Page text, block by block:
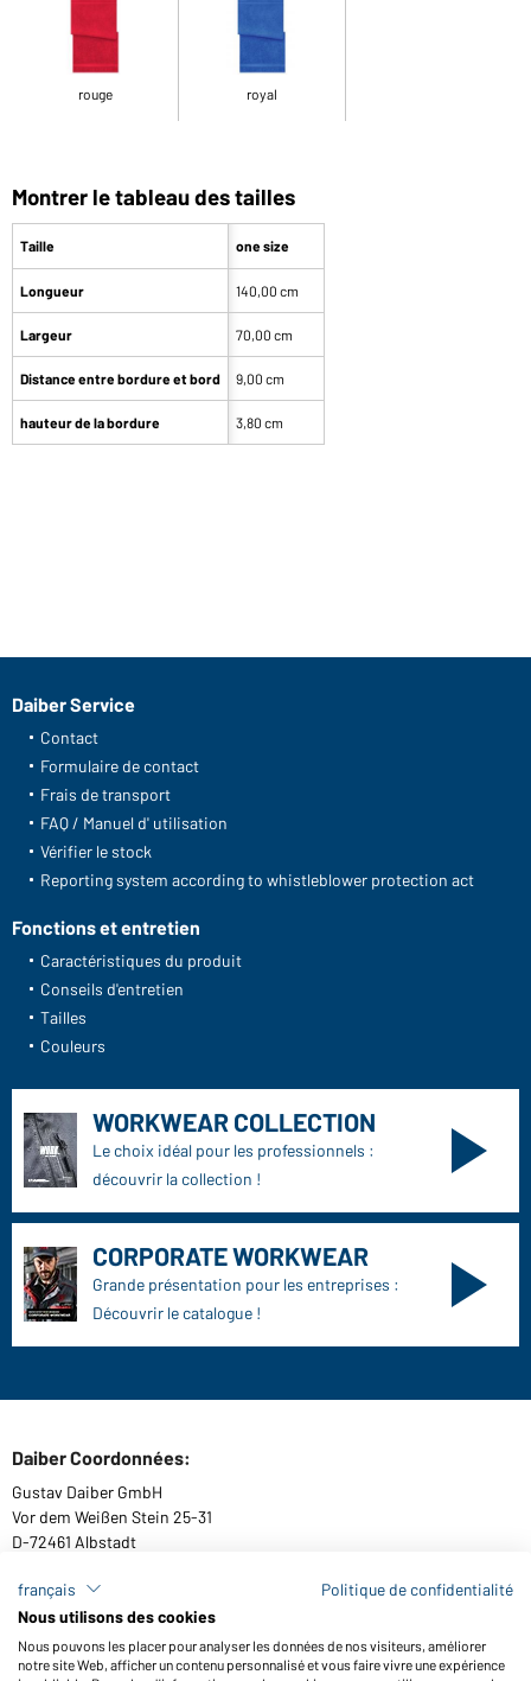
rouge royal
Montrer le tableau des tailles
Taille
Longueur
Largeur
Distance entre bordure et bord
hauteur de la bordure
one size
140,00 cm
70,00 cm
9,00 cm
3,80 cm
Daiber Service
Contact
Formulaire de contact
Frais de transport
FAQ / Manuel d' utilisation
Vérifier le stock
Reporting system according to whistleblower protection act
Fonctions et entretien
Caractéristiques du produit
Conseils d'entretien
Tailles
Couleurs
WORKWEAR COLLECTION
Le choix idéal pour les professionnels :
découvrir la collection !
CORPORATE WORKWEAR
Grande présentation pour les entreprises :
Découvrir le catalogue !
Daiber Coordonnées:
Gustav Daiber GmbH
Vor dem Weißen Stein 25-31
D-72461 Albstadt
Télécharger ou commander catalogues
Lien aux catalogues
français
Politique de confidentialité
Nous utilisons des cookies
Nous pouvons les placer pour analyser les données de nos visiteurs, améliorer
notre site Web, afficher un contenu personnalisé et vous faire vivre une expérience